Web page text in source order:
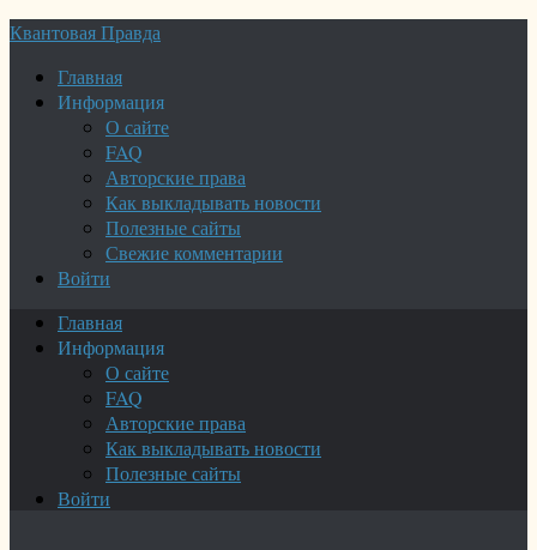
Квантовая Правда
Главная
Информация
О сайте
FAQ
Авторские права
Как выкладывать новости
Полезные сайты
Свежие комментарии
Войти
Главная
Информация
О сайте
FAQ
Авторские права
Как выкладывать новости
Полезные сайты
Войти